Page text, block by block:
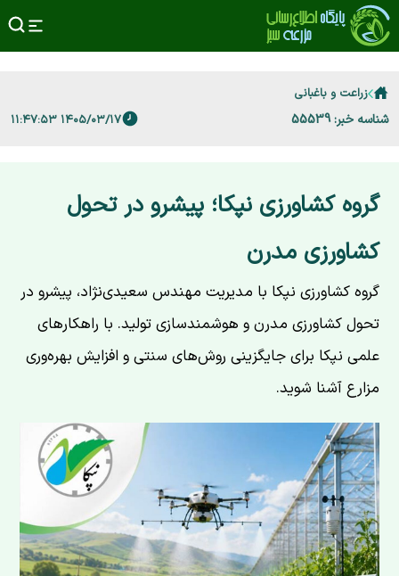
زراعت و باغبانی
شناسه خبر: 55539 ۱۴۰۵/۰۳/۱۷ ۱۱:۴۷:۵۳
گروه کشاورزی نپکا؛ پیشرو در تحول
کشاورزی مدرن
گروه کشاورزی نپکا با مدیریت مهندس سعیدی‌نژاد، پیشرو در
تحول کشاورزی مدرن و هوشمندسازی تولید. با راهکارهای
علمی نپکا برای جایگزینی روش‌های سنتی و افزایش بهره‌وری
مزارع آشنا شوید.